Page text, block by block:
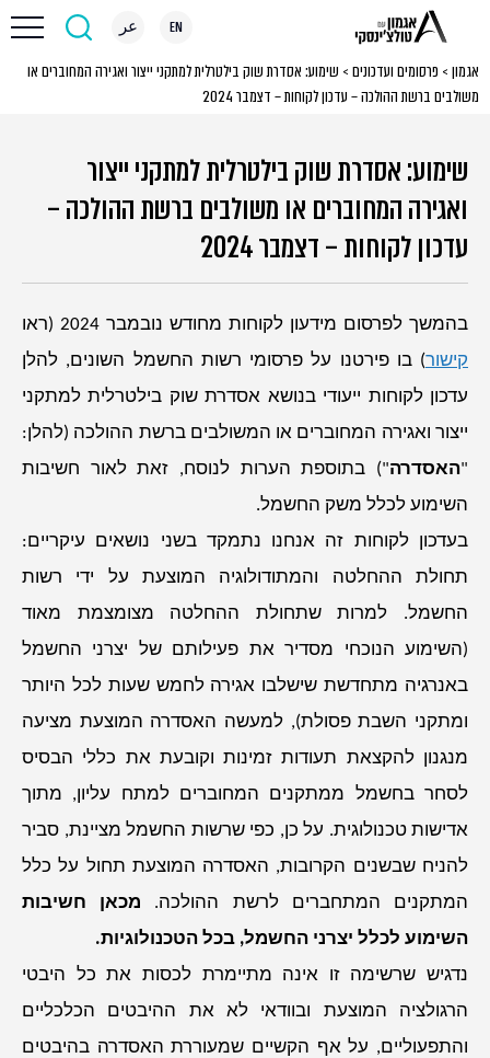
EN عر
אגמון > פרסומים ועדכונים > שימוע: אסדרת שוק בילטרלית למתקני ייצור ואגירה המחוברים או
משולבים ברשת ההולכה – עדכון לקוחות – דצמבר 2024
שימוע: אסדרת שוק בילטרלית למתקני ייצור
ואגירה המחוברים או משולבים ברשת ההולכה –
עדכון לקוחות – דצמבר 2024
בהמשך לפרסום מידעון לקוחות מחודש נובמבר 2024 (ראו
קישור) בו פירטנו על פרסומי רשות החשמל השונים, להלן
עדכון לקוחות ייעודי בנושא אסדרת שוק בילטרלית למתקני
ייצור ואגירה המחוברים או המשולבים ברשת ההולכה (להלן:
"האסדרה") בתוספת הערות לנוסח, זאת לאור חשיבות
השימוע לכלל משק החשמל.
בעדכון לקוחות זה אנחנו נתמקד בשני נושאים עיקריים:
תחולת ההחלטה והמתודולוגיה המוצעת על ידי רשות
החשמל. למרות שתחולת ההחלטה מצומצמת מאוד
(השימוע הנוכחי מסדיר את פעילותם של יצרני החשמל
באנרגיה מתחדשת שישלבו אגירה לחמש שעות לכל היותר
ומתקני השבת פסולת), למעשה האסדרה המוצעת מציעה
מנגנון להקצאת תעודות זמינות וקובעת את כללי הבסיס
לסחר בחשמל ממתקנים המחוברים למתח עליון, מתוך
אדישות טכנולוגית. על כן, כפי שרשות החשמל מציינת, סביר
להניח שבשנים הקרובות, האסדרה המוצעת תחול על כלל
המתקנים המתחברים לרשת ההולכה. מכאן חשיבות
השימוע לכלל יצרני החשמל, בכל הטכנולוגיות.
נדגיש שרשימה זו אינה מתיימרת לכסות את כל היבטי
הרגולציה המוצעת ובוודאי לא את ההיבטים הכלכליים
והתפעוליים, על אף הקשיים שמעוררת האסדרה בהיבטים